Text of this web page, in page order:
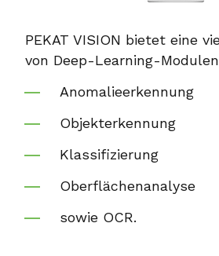
PEKAT VISION bietet eine
von Deep-Learning-
Anomalieerkennung
Objekterkennung
Klassifizierung
Oberflächenanalyse
sowie OCR.